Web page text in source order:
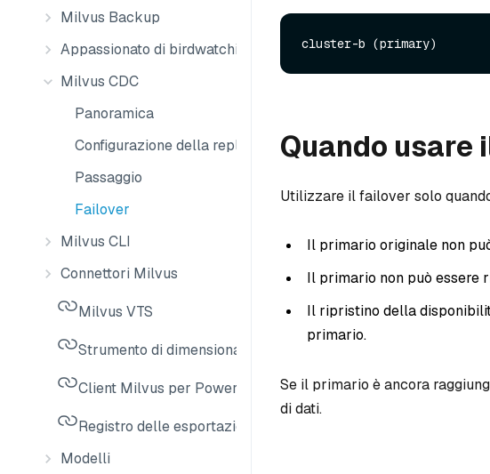
Milvus Backup
Appassionato di birdwatching
Milvus CDC
Panoramica
Configurazione della replica CDC
Passaggio
Failover
Milvus CLI
Connettori Milvus
Milvus VTS
Strumento di dimensionamento Milvus
Client Milvus per PowerShell
Registro delle esportazioni
Modelli
Quando usare
Utilizzare il failover solo
Il primario originale non
Il primario non può essere
Il ripristino della
primario.
Se il primario è ancora
di dati.